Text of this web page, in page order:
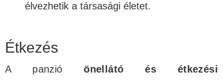
élvezhetik a társasági életet.
Étkezés
A panzióönellátó és étkezési